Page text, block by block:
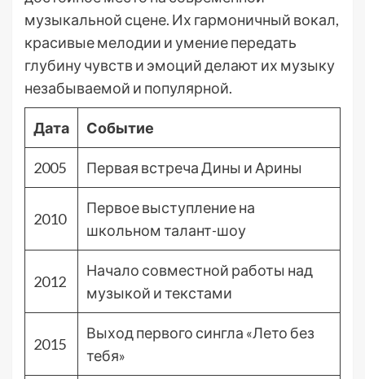
музыкальной сцене. Их гармоничный вокал,
красивые мелодии и умение передать
глубину чувств и эмоций делают их музыку
незабываемой и популярной.
Дата Событие
2005 Первая встреча Дины и Арины
2010
Первое выступление на
школьном талант-шоу
2012
Начало совместной работы над
музыкой и текстами
2015
Выход первого сингла «Лето без
тебя»